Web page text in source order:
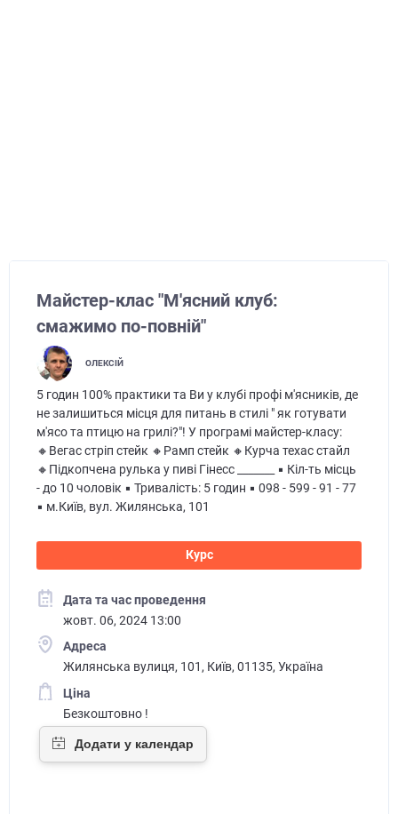
Майстер-клас "М'ясний клуб:
смажимо по-повній"
ОЛЕКСІЙ
5 годин 100% практики та Ви у клубі профі м'ясників, де
не залишиться місця для питань в стилі " як готувати
м'ясо та птицю на грилі?"! У програмі майстер-класу:
🔸Вегас стріп стейк 🔸Рамп стейк 🔸Курча техас стайл
🔸Підкопчена рулька у пиві Гінесс _______ ▪ Кіл-ть місць
- до 10 чоловік ▪ Тривалість: 5 годин ▪ 098 - 599 - 91 - 77
▪ м.Київ, вул. Жилянська, 101
Курс
Дата та час проведення
жовт. 06, 2024 13:00
Адреса
Жилянська вулиця, 101, Київ, 01135, Україна
Ціна
Безкоштовно !